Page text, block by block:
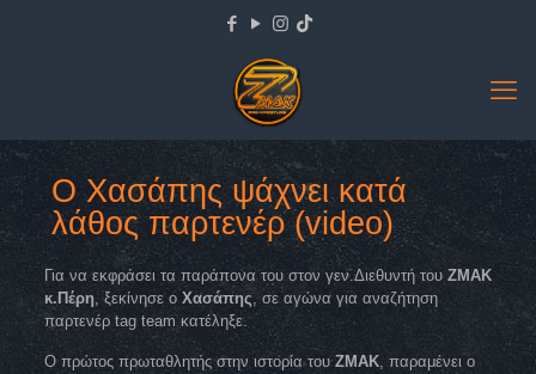
Ο Χασάπης ψάχνει κατά
λάθος παρτενέρ (video)
Για να εκφράσει τα παράπονα του στον γεν.Διεθυντή τουΖΜΑΚ
κ.Πέρη, ξεκίνησε ο Χασάπης, σε αγώνα για αναζήτηση
παρτενέρ tag team κατέληξε.
Ο πρώτος πρωταθλητής στην ιστορία τουZMAK, παραμένει ο